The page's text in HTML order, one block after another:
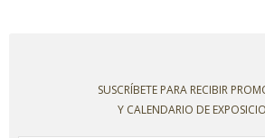
SUSCRÍBETE PARA RECIBIR
Y CALENDARIO DE